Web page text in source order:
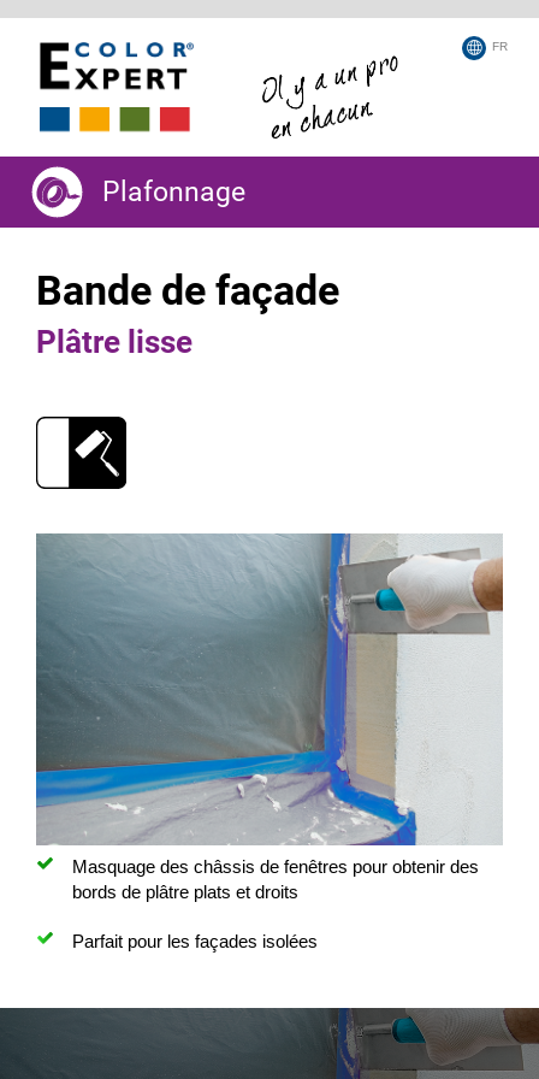
FR
Plafonnage
Bande de façade
Plâtre lisse
Masquage des châssis de fenêtres pour obtenir des
bords de plâtre plats et droits
Parfait pour les façades isolées